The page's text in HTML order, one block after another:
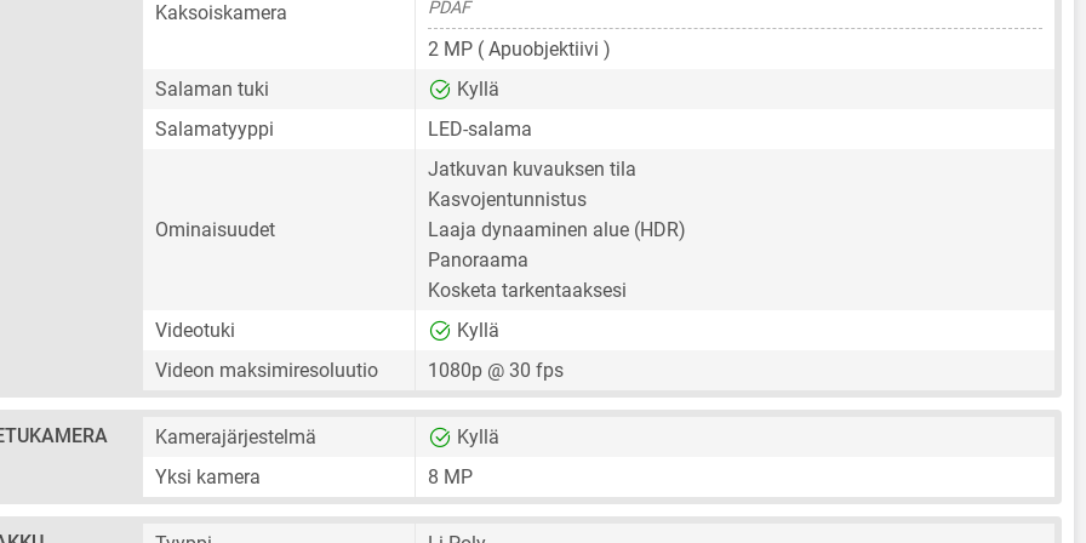
Kaksoiskamera PDAF
2 MP ( Apuobjektiivi )
Salaman tuki
Kyllä
Salamatyyppi
LED-salama
Ominaisuudet
Jatkuvan kuvauksen tila
Kasvojentunnistus
Laaja dynaaminen alue (HDR)
Panoraama
Kosketa tarkentaaksesi
Videotuki
Kyllä
Videon maksimiresoluutio
1080p @ 30 fps
Kamerajärjestelmä
Kyllä
Yksi kamera
8 MP